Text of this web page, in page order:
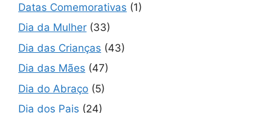
Datas Comemorativas (1)
Dia da Mulher (33)
Dia das Crianças (43)
Dia das Mães (47)
Dia do Abraço (5)
Dia dos Pais (24)